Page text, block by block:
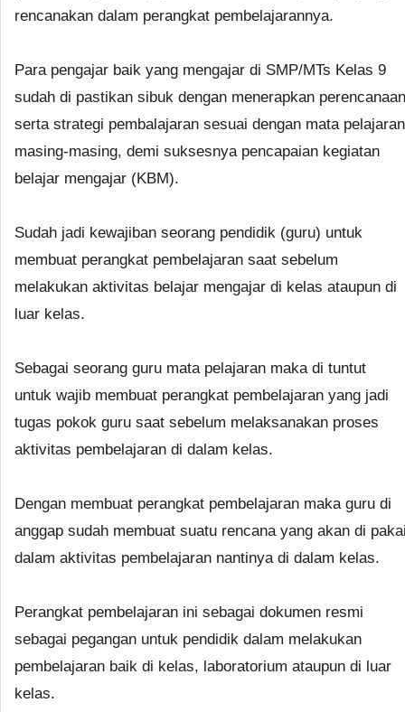
rencanakan dalam perangkat pembelajarannya.
Para pengajar baik yang mengajar di SMP/MTs Kelas 9
sudah di pastikan sibuk dengan menerapkan perencanaan
serta strategi pembalajaran sesuai dengan mata pelajaran
masing-masing, demi suksesnya pencapaian kegiatan
belajar mengajar (KBM).
Sudah jadi kewajiban seorang pendidik (guru) untuk
membuat perangkat pembelajaran saat sebelum
melakukan aktivitas belajar mengajar di kelas ataupun di
luar kelas.
Sebagai seorang guru mata pelajaran maka di tuntut
untuk wajib membuat perangkat pembelajaran yang jadi
tugas pokok guru saat sebelum melaksanakan proses
aktivitas pembelajaran di dalam kelas.
Dengan membuat perangkat pembelajaran maka guru di
anggap sudah membuat suatu rencana yang akan di
dalam aktivitas pembelajaran nantinya di dalam kelas.
Perangkat pembelajaran ini sebagai dokumen resmi
sebagai pegangan untuk pendidik dalam melakukan
pembelajaran baik di kelas, laboratorium ataupun di luar
kelas.